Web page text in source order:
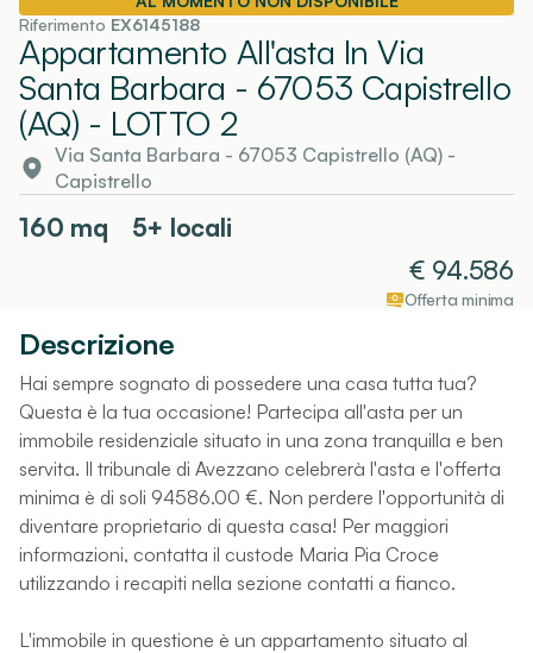
Riferimento EX6145188
Appartamento All'asta In Via
Santa Barbara - 67053 Capistrello
(AQ) - LOTTO 2
Via Santa Barbara - 67053 Capistrello (AQ)-
Capistrello
160 mq
5+ locali
€ 94.586
Offerta minima
Descrizione
Hai sempre sognato di possedere una casa tutta tua?
Questa è la tua occasione! Partecipa all'asta per un
immobile residenziale situato in una zona tranquilla e ben
servita. Il tribunale di Avezzano celebrerà l'asta e l'offerta
minima è di soli 94586.00 €. Non perdere l'opportunità di
diventare proprietario di questa casa! Per maggiori
informazioni, contatta il custode Maria Pia Croce
utilizzando i recapiti nella sezione contatti a fianco.
L'immobile in questione è un appartamento situato al